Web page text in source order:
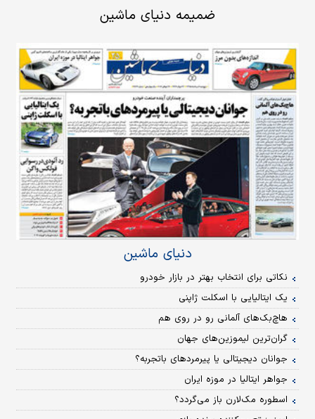
ضمیمه دنیای ماشین
دنیای ماشین
نکاتی برای انتخاب بهتر در بازار خودرو
یک ایتالیایی با اسکلت ژاپنی
هاچ‌بک‌های آلمانی رو در روی هم
گران‌ترین لیموزین‌های جهان
جوانان دیجیتالی یا پیرمردهای باتجربه؟
جواهر ایتالیا در موزه ایران
اسطوره مک‌لارن باز می‌گردد؟